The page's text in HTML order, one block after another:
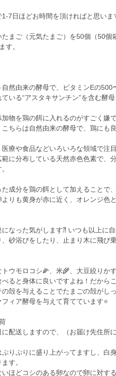
7日ほどお時間を頂ければと思いま
まご（元気たまご）を50個（50個
す。
然由来の酵母で、ビタミンEの
いる“アスタキサンチン”を含む酵
物を鶏の餌に入れるのがすごく嫌
ちらは自然由来の酵母で、鶏にも
療や食品などいろいろな領域で注
に分布している天然赤色色素で、
成分を鶏の餌として加えることで
りも黄身が赤に近く、オレンジ色
なった気がします⁈ いつも以上に
砂浴びをしたり、止まり木に飛び
ウモロコシ🌽、米🌾、大豆絞りか
べると身体に良いですよね！だから
殻を与えることでたまごの殻がし
ィア酵母を与えて育てています⭐️
配送しますので、（お届け先住所
りぷりに盛り上がってますし、白
す。
ほどコシのある卵なので卵に対す